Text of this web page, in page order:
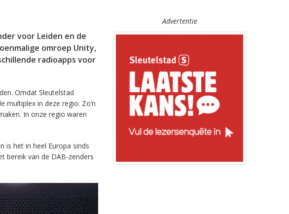
voor Leiden en de
omroep Unity,
radioapps voor
Omdat Sleutelstad
in deze regio. Zo’n
In onze regio waren
is het in heel Europa sinds
bereik van de DAB-zenders
Advertentie